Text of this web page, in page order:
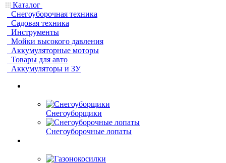
Каталог
Снегоуборочная техника
Садовая техника
Инструменты
Мойки высокого давления
Аккумуляторные моторы
Товары для авто
Аккумуляторы и ЗУ
Снегоуборщики
Снегоуборочные лопаты